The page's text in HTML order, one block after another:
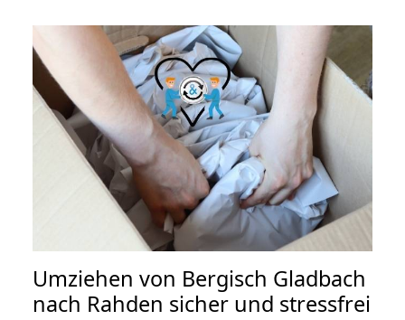
Umziehen von Bergisch Gladbach
nach Rahden sicher und stressfrei